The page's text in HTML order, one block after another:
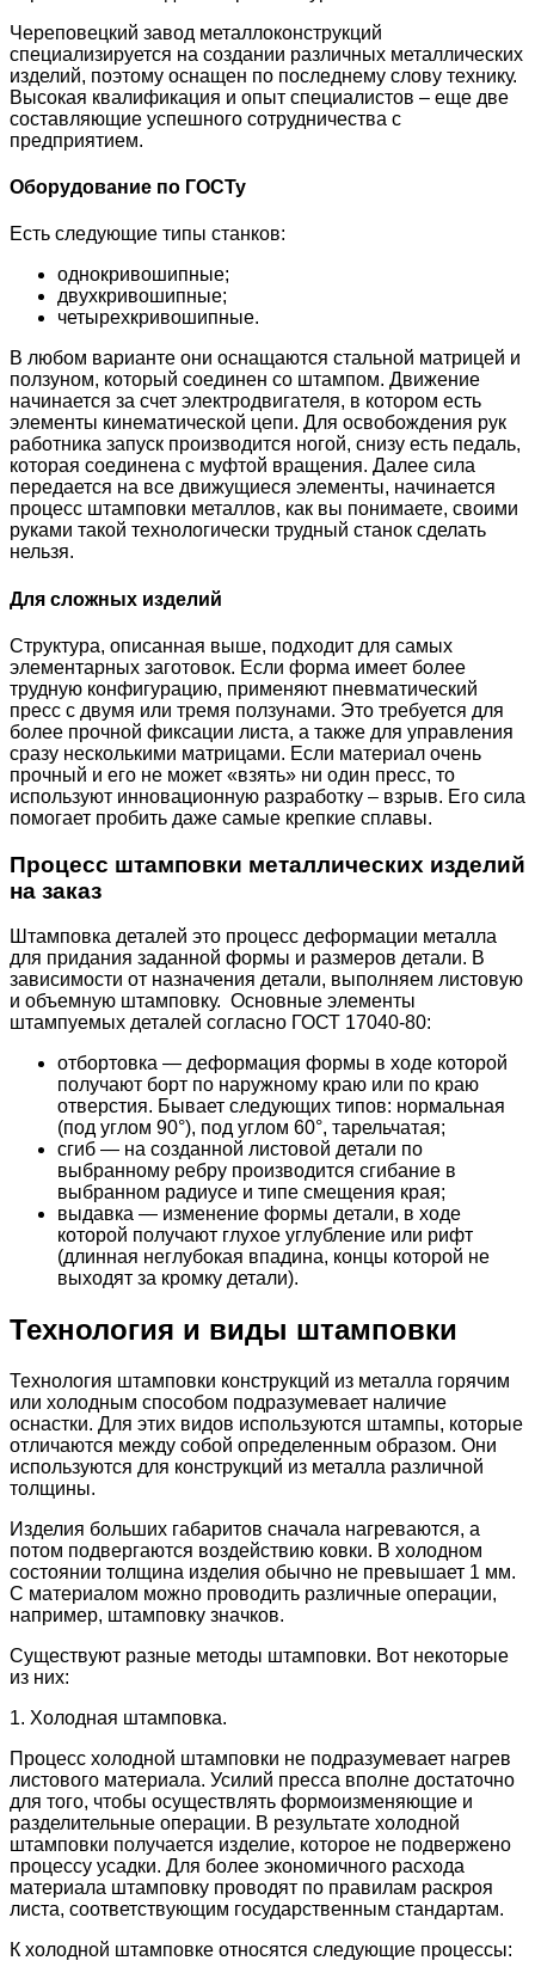
Череповецкий завод металлоконструкций
специализируется на создании различных металлических
изделий, поэтому оснащен по последнему слову технику.
Высокая квалификация и опыт специалистов – еще две
составляющие успешного сотрудничества с
предприятием.
Оборудование по ГОСТу
Есть следующие типы станков:
однокривошипные;
двухкривошипные;
четырехкривошипные.
В любом варианте они оснащаются стальной матрицей и
ползуном, который соединен со штампом. Движение
начинается за счет электродвигателя, в котором есть
элементы кинематической цепи. Для освобождения рук
работника запуск производится ногой, снизу есть педаль,
которая соединена с муфтой вращения. Далее сила
передается на все движущиеся элементы, начинается
процесс штамповки металлов, как вы понимаете, своими
руками такой технологически трудный станок сделать
нельзя.
Для сложных изделий
Структура, описанная выше, подходит для самых
элементарных заготовок. Если форма имеет более
трудную конфигурацию, применяют пневматический
пресс с двумя или тремя ползунами. Это требуется для
более прочной фиксации листа, а также для управления
сразу несколькими матрицами. Если материал очень
прочный и его не может «взять» ни один пресс, то
используют инновационную разработку – взрыв. Его сила
помогает пробить даже самые крепкие сплавы.
Процесс штамповки металлических изделий
на заказ
Штамповка деталей это процесс деформации металла
для придания заданной формы и размеров детали. В
зависимости от назначения детали, выполняем листовую
и объемную штамповку. Основные элементы
штампуемых деталей согласно ГОСТ 17040-80:
отбортовка — деформация формы в ходе которой
получают борт по наружному краю или по краю
отверстия. Бывает следующих типов: нормальная
(под углом 90°), под углом 60°, тарельчатая;
сгиб — на созданной листовой детали по
выбранному ребру производится сгибание в
выбранном радиусе и типе смещения края;
выдавка — изменение формы детали, в ходе
которой получают глухое углубление или рифт
(длинная неглубокая впадина, концы которой не
выходят за кромку детали).
Технология и виды штамповки
Технология штамповки конструкций из металла горячим
или холодным способом подразумевает наличие
оснастки. Для этих видов используются штампы, которые
отличаются между собой определенным образом. Они
используются для конструкций из металла различной
толщины.
Изделия больших габаритов сначала нагреваются, а
потом подвергаются воздействию ковки. В холодном
состоянии толщина изделия обычно не превышает 1 мм.
С материалом можно проводить различные операции,
например, штамповку значков.
Существуют разные методы штамповки. Вот некоторые
из них:
1. Холодная штамповка.
Процесс холодной штамповки не подразумевает нагрев
листового материала. Усилий пресса вполне достаточно
для того, чтобы осуществлять формоизменяющие и
разделительные операции. В результате холодной
штамповки получается изделие, которое не подвержено
процессу усадки. Для более экономичного расхода
материала штамповку проводят по правилам раскроя
листа, соответствующим государственным стандартам.
К холодной штамповке относятся следующие процессы: